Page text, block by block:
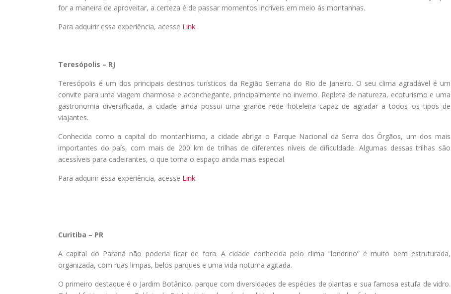
for a maneira de aproveitar, a certeza é de passar momentos incríveis em meio às montanhas.
Para adquirir essa experiência, acesse Link
Teresópolis – RJ
Teresópolis é um dos principais destinos turísticos da Região Serrana do Rio de Janeiro. O seu clima agradável é um
convite para uma viagem charmosa e aconchegante, principalmente no inverno. Repleta de natureza, ecoturismo e uma
gastronomia diversificada, a cidade ainda possui uma grande rede hoteleira capaz de agradar a todos os tipos de
viajantes.
Conhecida como a capital do montanhismo, a cidade abriga o Parque Nacional da Serra dos Órgãos, um dos mais
importantes do país, com mais de 200 km de trilhas de diferentes níveis de dificuldade. Algumas dessas trilhas são
acessíveis para cadeirantes, o que torna o espaço ainda mais especial.
Para adquirir essa experiência, acesse Link
Curitiba – PR
A capital do Paraná não poderia ficar de fora. A cidade conhecida pelo clima “londrino” é muito bem estruturada,
organizada, com ruas limpas, belos parques e uma vida noturna agitada.
O primeiro destaque é o Jardim Botânico, parque com diversidades de espécies de plantas e sua famosa estufa de vidro.